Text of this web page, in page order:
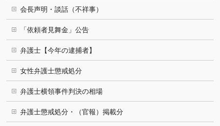
会長声明・談話（不祥事）
「依頼者見舞金」公告
弁護士【今年の逮捕者】
女性弁護士懲戒処分
弁護士横領事件判決の相場
弁護士懲戒処分・（官報）掲載分